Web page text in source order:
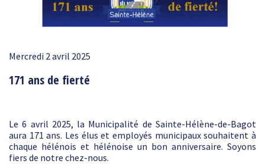
Mercredi 2 avril 2025
171 ans de fierté
Le 6 avril 2025, la Municipalité de Sainte-Hélène-de-Bagot
aura 171 ans. Les élus et employés municipaux souhaitent à
chaque hélénois et hélénoise un bon anniversaire. Soyons
fiers de notre chez-nous.